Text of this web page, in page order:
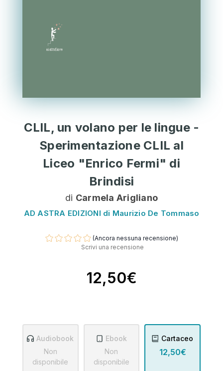
CLIL, un volano per le lingue -
Sperimentazione CLIL al
Liceo "Enrico Fermi" di
Brindisi
di Carmela Arigliano
AD ASTRA EDIZIONI di Maurizio De Tommaso
(Ancora nessuna recensione)
Scrivi una recensione
12,50€
Audiobook
Non
disponibile
Ebook
Non
disponibile
Cartaceo
12,50€